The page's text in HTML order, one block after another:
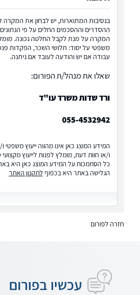
בנסיבות המתוארות, יש לבחון את המקרה
ההסדרים וההסכמים החלים על פי
המקרה על מנת לקבל החלטה נכונה.
משפטי על יסוד: תלושי השכר, הפקדות
עבודה אם יש והודעה לעובד אם ניתנה.
שאלו את מנהל/ת הפורום:
ורד שדות משרד עו"ד
055-4532942
המידע המוצג כאן אינו מהווה ייעוץ
ו/או חוות דעת, מומלץ לפנות לייעוץ
כל הסתמכות על המידע המוצג כאן היא
הגלישה באתר היא בכפוף לתקנון האתר
חזרה לפורום
עכשיו בפורום